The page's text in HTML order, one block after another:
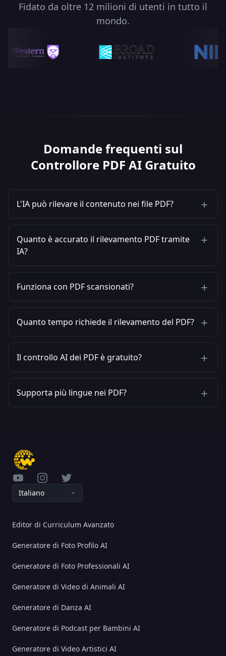
Fidato da oltre 12 milioni di utenti in tutto il
mondo.
Domande frequenti sul
Controllore PDF AI Gratuito
L'IA può rilevare il contenuto nei file PDF?
Quanto è accurato il rilevamento PDF tramite
IA?
Funziona con PDF scansionati?
Quanto tempo richiede il rilevamento del PDF?
Il controllo AI dei PDF è gratuito?
Supporta più lingue nei PDF?
YouTubeInstagramTwitter
Italiano
Editor di Curriculum Avanzato
Generatore di Foto Profilo AI
Generatore di Foto Professionali AI
Generatore di Video di Animali AI
Generatore di Danza AI
Generatore di Podcast per Bambini AI
Generatore di Video Artistici AI